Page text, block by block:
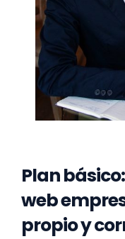
Plan
web
propio y